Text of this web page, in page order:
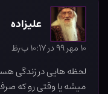
علیزاده
۱۰ مهر ۹۹ در ۱۰:۱۷ ب٫ظ
لحظه هایی در زندگی
میشه یا وقتی رو که